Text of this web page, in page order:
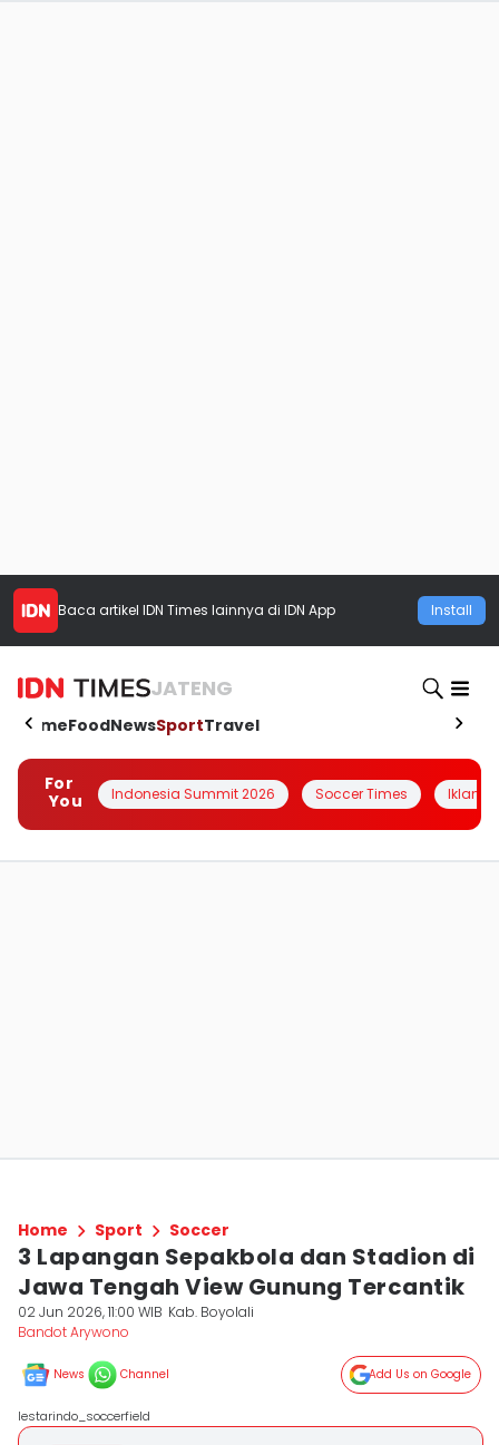
Baca artikel IDN Times lainnya di IDN App Install
JATENG
HomeFoodNewsSportTravel
For
You
Indonesia Summit 2026 Soccer Times Iklanin
Home Sport Soccer
3 Lapangan Sepakbola dan Stadion di
Jawa Tengah View Gunung Tercantik
02 Jun 2026, 11:00 WIB Kab. Boyolali
Bandot Arywono
News Channel Add Us on Google
lestarindo_soccerfield